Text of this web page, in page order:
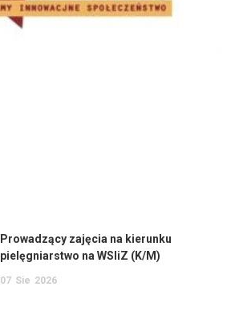
Prowadzący zajęcia na kierunku
pielęgniarstwo na WSIiZ (K/M)
07 Sie 2026